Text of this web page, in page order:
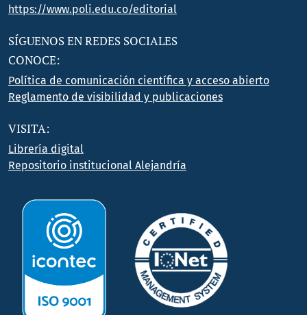
https://www.poli.edu.co/editorial
SÍGUENOS EN REDES SOCIALES
CONOCE:
Política de comunicación científica y acceso abierto
Reglamento de visibilidad y publicaciones
VISITA:
Librería digital
Repositorio institucional Alejandría